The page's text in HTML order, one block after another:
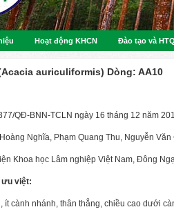
Hoạt động KHCN Đào tạo và
auriculiformis) Dòng: AA10
QĐ-BNN-TCLN ngày 16 tháng 12 năm
Nghĩa, Phạm Quang Thu, Nguyễn Văn
Khoa học Lâm nghiệp Việt Nam, Đông
ưu việt:
ít cành nhánh, thân thẳng, chiều cao dưới